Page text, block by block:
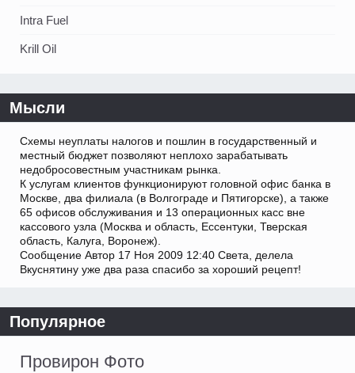
Intra Fuel
Krill Oil
Мысли
Схемы неуплаты налогов и пошлин в государственный и
местный бюджет позволяют неплохо зарабатывать
недобросовестным участникам рынка.
К услугам клиентов функционируют головной офис банка в
Москве, два филиала (в Волгограде и Пятигорске), а также
65 офисов обслуживания и 13 операционных касс вне
кассового узла (Москва и область, Ессентуки, Тверская
область, Калуга, Воронеж).
Сообщение Автор 17 Ноя 2009 12:40 Света, делела
Вкуснятину уже два раза спасибо за хороший рецепт!
Популярное
Провирон Фото